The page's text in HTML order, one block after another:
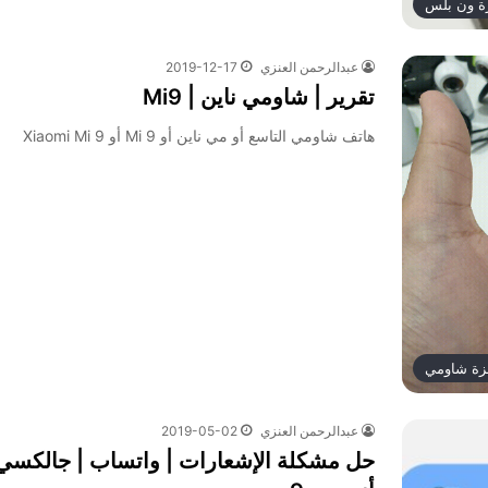
ون بلس
شاومي
عبدالرحمن العنزي 2019-12-17
تقرير | شاومي ناين | Mi9
هاتف شاومي التاسع أو مي ناين أو Mi 9 أو Xiaomi Mi 9
عبدالرحمن العنزي 2019-05-02
حل مشكلة الإشعارات | واتساب |